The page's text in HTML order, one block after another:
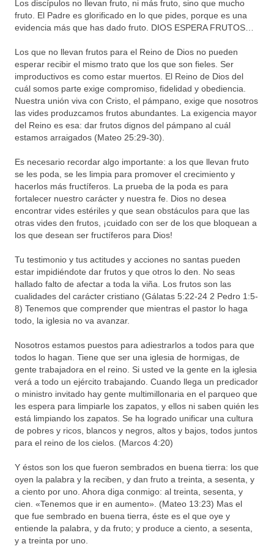
Los discípulos no llevan fruto, ni más fruto, sino que mucho
fruto. El Padre es glorificado en lo que pides, porque es una
evidencia más que has dado fruto. DIOS ESPERA FRUTOS…
Los que no llevan frutos para el Reino de Dios no pueden
esperar recibir el mismo trato que los que son fieles. Ser
improductivos es como estar muertos. El Reino de Dios del
cuál somos parte exige compromiso, fidelidad y obediencia.
Nuestra unión viva con Cristo, el pámpano, exige que nosotros
las vides produzcamos frutos abundantes. La exigencia mayor
del Reino es esa: dar frutos dignos del pámpano al cuál
estamos arraigados (Mateo 25:29-30).
Es necesario recordar algo importante: a los que llevan fruto
se les poda, se les limpia para promover el crecimiento y
hacerlos más fructíferos. La prueba de la poda es para
fortalecer nuestro carácter y nuestra fe. Dios no desea
encontrar vides estériles y que sean obstáculos para que las
otras vides den frutos, ¡cuidado con ser de los que bloquean a
los que desean ser fructíferos para Dios!
Tu testimonio y tus actitudes y acciones no santas pueden
estar impidiéndote dar frutos y que otros lo den. No seas
hallado falto de afectar a toda la viña. Los frutos son las
cualidades del carácter cristiano (Gálatas 5:22-24 2 Pedro 1:5-
8) Tenemos que comprender que mientras el pastor lo haga
todo, la iglesia no va avanzar.
Nosotros estamos puestos para adiestrarlos a todos para que
todos lo hagan. Tiene que ser una iglesia de hormigas, de
gente trabajadora en el reino. Si usted ve la gente en la iglesia
verá a todo un ejército trabajando. Cuando llega un predicador
o ministro invitado hay gente multimillonaria en el parqueo que
les espera para limpiarle los zapatos, y ellos ni saben quién les
está limpiando los zapatos. Se ha logrado unificar una cultura
de pobres y ricos, blancos y negros, altos y bajos, todos juntos
para el reino de los cielos. (Marcos 4:20)
Y éstos son los que fueron sembrados en buena tierra: los que
oyen la palabra y la reciben, y dan fruto a treinta, a sesenta, y
a ciento por uno. Ahora diga conmigo: al treinta, sesenta, y
cien. «Tenemos que ir en aumento». (Mateo 13:23) Mas el
que fue sembrado en buena tierra, éste es el que oye y
entiende la palabra, y da fruto; y produce a ciento, a sesenta,
y a treinta por uno.